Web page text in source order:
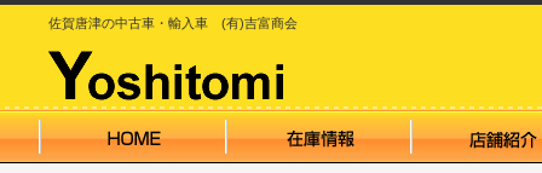
佐賀唐津の中古車・輸入車 (有)吉富商会